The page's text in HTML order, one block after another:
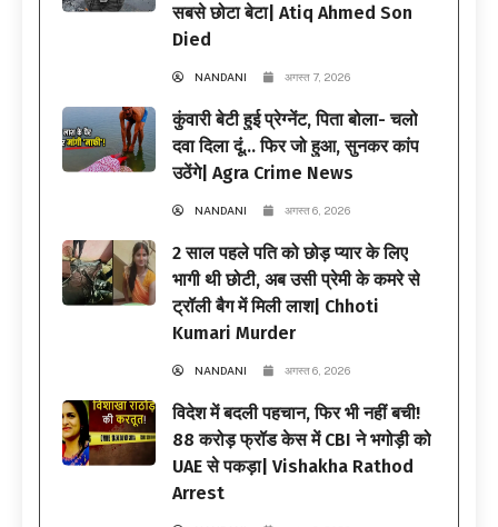
सबसे छोटा बेटा| Atiq Ahmed Son
Died
NANDANI अगस्त 7, 2026
कुंवारी बेटी हुई प्रेग्नेंट, पिता बोला- चलो
दवा दिला दूं… फिर जो हुआ, सुनकर कांप
उठेंगे| Agra Crime News
NANDANI अगस्त 6, 2026
2 साल पहले पति को छोड़ प्यार के लिए
भागी थी छोटी, अब उसी प्रेमी के कमरे से
ट्रॉली बैग में मिली लाश| Chhoti
Kumari Murder
NANDANI अगस्त 6, 2026
विदेश में बदली पहचान, फिर भी नहीं बची!
88 करोड़ फ्रॉड केस में CBI ने भगोड़ी को
UAE से पकड़ा| Vishakha Rathod
Arrest